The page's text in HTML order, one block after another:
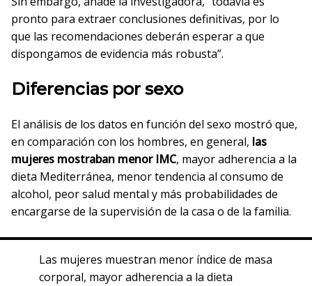
pronto para extraer conclusiones definitivas, por lo
que las recomendaciones deberán esperar a que
dispongamos de evidencia más robusta”.
Diferencias por sexo
El análisis de los datos en función del sexo mostró que,
en comparación con los hombres, en general, las
mujeres mostraban menor IMC, mayor adherencia a la
dieta Mediterránea, menor tendencia al consumo de
alcohol, peor salud mental y más probabilidades de
encargarse de la supervisión de la casa o de la familia.
Las mujeres muestran menor índice de masa
corporal, mayor adherencia a la dieta